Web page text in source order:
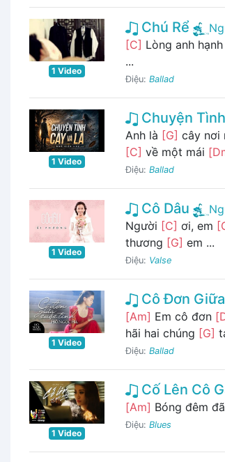
1 Video
Chú Rể
[C] Lòng anh
...
Điệu: Ballad
1 Video
Chuyện
Anh là [G] cây nơi
[C] về một mái
Điệu: Ballad
1 Video
Cô Dâu
Người [C] ơi, em
thương [G] em ...
Điệu: Valse
1 Video
Cô Đơn
[Am] Em cô đơn
hãi hai chúng [G]
Điệu: Ballad
1 Video
Cố Lên Cô
[Am] Bóng đêm
Điệu: Blues